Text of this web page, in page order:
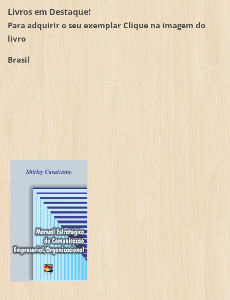
Livros em Destaque!
Para adquirir o seu exemplar Clique na imagem do
livro
Brasil